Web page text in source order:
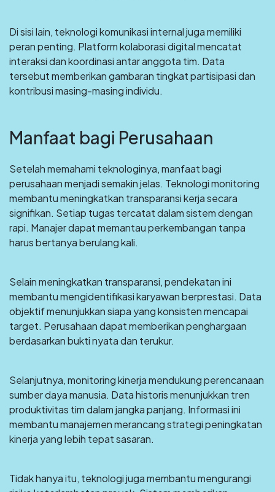
Di sisi lain, teknologi komunikasi internal juga memiliki
peran penting. Platform kolaborasi digital mencatat
interaksi dan koordinasi antar anggota tim. Data
tersebut memberikan gambaran tingkat partisipasi dan
kontribusi masing-masing individu.
Manfaat bagi Perusahaan
Setelah memahami teknologinya, manfaat bagi
perusahaan menjadi semakin jelas. Teknologi monitoring
membantu meningkatkan transparansi kerja secara
signifikan. Setiap tugas tercatat dalam sistem dengan
rapi. Manajer dapat memantau perkembangan tanpa
harus bertanya berulang kali.
Selain meningkatkan transparansi, pendekatan ini
membantu mengidentifikasi karyawan berprestasi. Data
objektif menunjukkan siapa yang konsisten mencapai
target. Perusahaan dapat memberikan penghargaan
berdasarkan bukti nyata dan terukur.
Selanjutnya, monitoring kinerja mendukung perencanaan
sumber daya manusia. Data historis menunjukkan tren
produktivitas tim dalam jangka panjang. Informasi ini
membantu manajemen merancang strategi peningkatan
kinerja yang lebih tepat sasaran.
Tidak hanya itu, teknologi juga membantu mengurangi